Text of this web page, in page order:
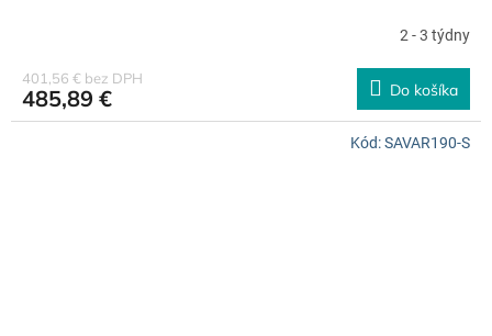
A
R
M
O
2 - 3 týdny
401,56 € bez DPH
485,89 € Do košíka
Kód:SAVAR190-S